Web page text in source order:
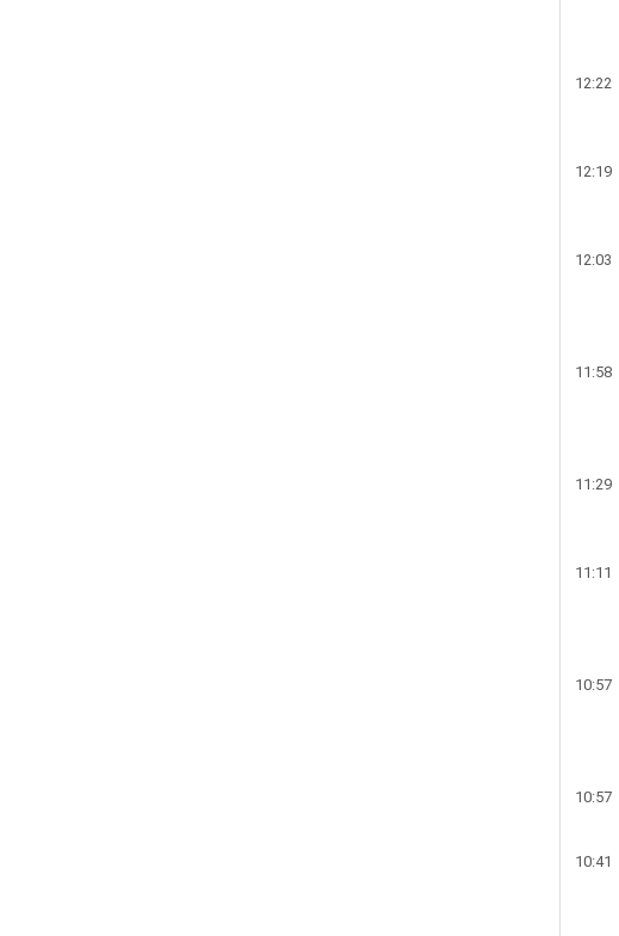
12:22
12:19
12:03
11:58
11:29
11:11
10:57
10:57
10:41